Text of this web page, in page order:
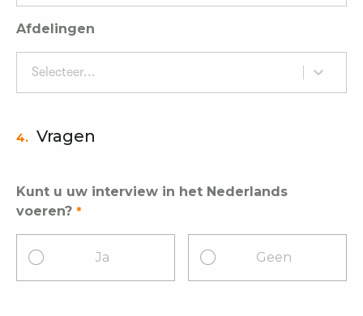
Afdelingen
Selecteer...
4. Vragen
Kunt u uw interview in het Nederlands
voeren?
Ja Geen